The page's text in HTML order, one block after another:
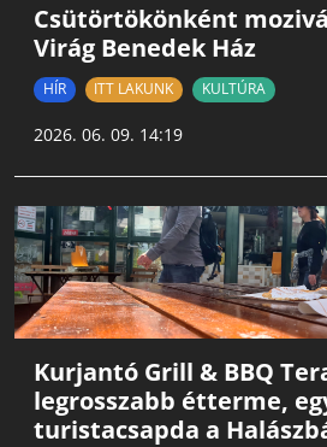
Csütörtökönként
Virág Benedek Ház
HÍR ITT LAKUNK KULTÚRA
2026. 06. 09. 14:19
Kurjantó Grill & BBQ
legrosszabb étterme,
turistacsapda a